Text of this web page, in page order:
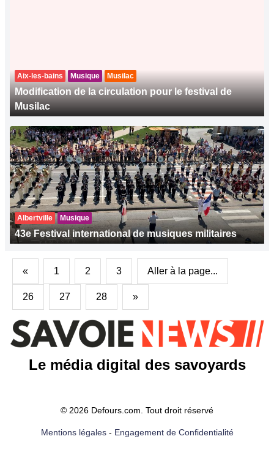
Aix-les-bains Musique Musilac
Modification de la circulation pour le festival de
Musilac
Albertville Musique
43e Festival international de musiques militaires
« 1 2 3 Aller à la page...
26 27 28 »
Le média digital des savoyards
© 2026 Defours.com. Tout droit réservé
Mentions légales- Engagement de Confidentialité